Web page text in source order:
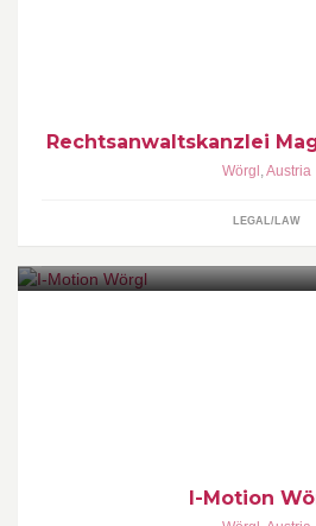
Rechtsanwaltskanzlei
Wörgl ,Austria
LEGAL/LAW
I-Motion